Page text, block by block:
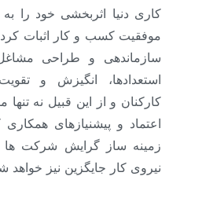
کاری دنیا اثربخشی خود را
موفقیت کسب و کار اثبات
سازماندهی و طراحی
استعدادها، انگیزش و
کارکنان و از این قبیل نه
اعتماد و پیشنیازهای همکاری
زمینه ساز گرایش شرکت ها
نیروی کار جایگزین نیز خواهد